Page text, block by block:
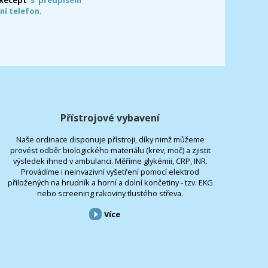
telefon.
Přístrojové vybavení
Naše ordinace disponuje přístroji, díky nimž můžeme
provést odběr biologického materiálu (krev, moč) a zjistit
výsledek ihned v ambulanci. Měříme glykémii, CRP, INR.
Provádíme i neinvazivní vyšetření pomocí elektrod
přiložených na hrudník a horní a dolní končetiny - tzv. EKG
nebo screening rakoviny tlustého střeva.
Více